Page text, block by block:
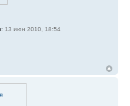
13 июн 2010, 18:54